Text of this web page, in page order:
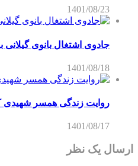
1401/08/23
جادوی اشتغال بانوی
1401/08/18
روایت زندگی همسر شهیدی
1401/08/17
ارسال یک نظر